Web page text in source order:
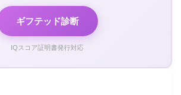
ギフテッド診断
IQスコア証明書発行対応